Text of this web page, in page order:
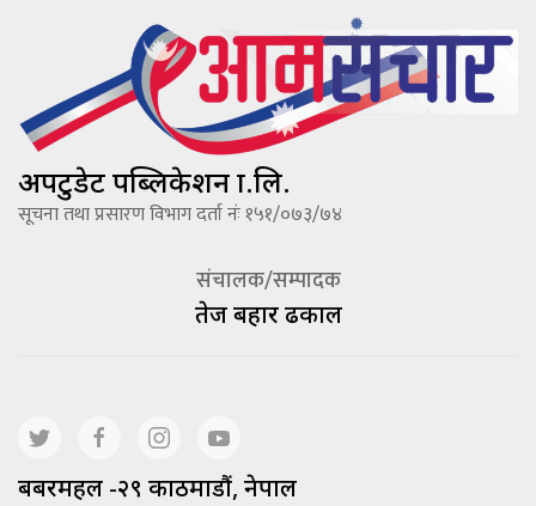
अपटुडेट पब्लिकेशन प्रा.लि.
सूचना तथा प्रसारण विभाग दर्ता नंः १५१/०७३/७४
संचालक/सम्पादक
तेज बहादूर ढकाल
बबरमहल -२९ काठमाडौं, नेपाल